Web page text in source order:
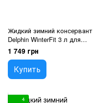
Жидкий зимний консервант
Delphin WinterFit 3 л для
консервации бассейна
1 749 грн
Купить
4